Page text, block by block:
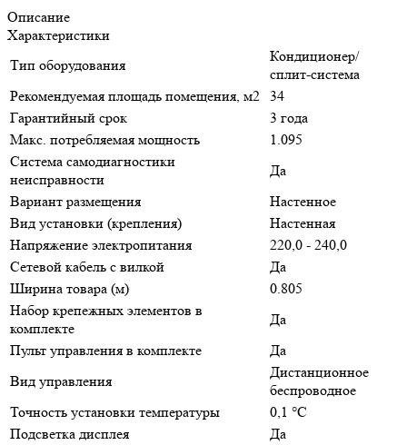
Описание
Характеристики
Тип оборудования
Кондиционер/
сплит-система
Рекомендуемая площадь помещения, м2 34
Гарантийный срок
3 года
Макс. потребляемая мощность
1.095
Система самодиагностики
неисправности
Да
Вариант размещения
Настенное
Вид установки (крепления)
Настенная
Напряжение электропитания
220,0 - 240,0
Сетевой кабель с вилкой
Да
Ширина товара (м)
0.805
Набор крепежных элементов в
комплекте
Да
Пульт управления в комплекте
Да
Вид управления
Дистанционное
беспроводное
Точность установки температуры
0,1 °С
Подсветка дисплея
Да